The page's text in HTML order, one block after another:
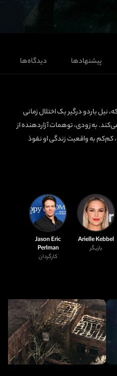
پیشنهادها دیدگاه‌ها
نیل باردو درگیر یک اختلال زمانی
به زودی، توهمات آزاردهنده از
کم‌کم به واقعیت زندگی او نفوذ
Arielle Kebbel
بازیگر
Jason Eric
Perlman
کارگردان